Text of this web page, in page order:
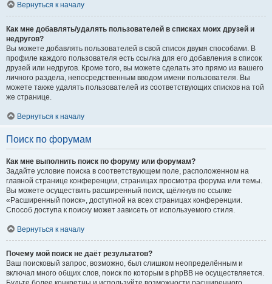
Вернуться к началу
Как мне добавлять/удалять пользователей в списках моих друзей и
недругов?
Вы можете добавлять пользователей в свой список двумя способами. В
профиле каждого пользователя есть ссылка для его добавления в список
друзей или недругов. Кроме того, вы можете сделать это прямо из вашего
личного раздела, непосредственным вводом имени пользователя. Вы
можете также удалять пользователей из соответствующих списков на той
же странице.
Вернуться к началу
Поиск по форумам
Как мне выполнить поиск по форуму или форумам?
Задайте условие поиска в соответствующем поле, расположенном на
главной странице конференции, страницах просмотра форума или темы.
Вы можете осуществить расширенный поиск, щёлкнув по ссылке
«Расширенный поиск», доступной на всех страницах конференции.
Способ доступа к поиску может зависеть от используемого стиля.
Вернуться к началу
Почему мой поиск не даёт результатов?
Ваш поисковый запрос, возможно, был слишком неопределённым и
включал много общих слов, поиск по которым в phpBB не осуществляется.